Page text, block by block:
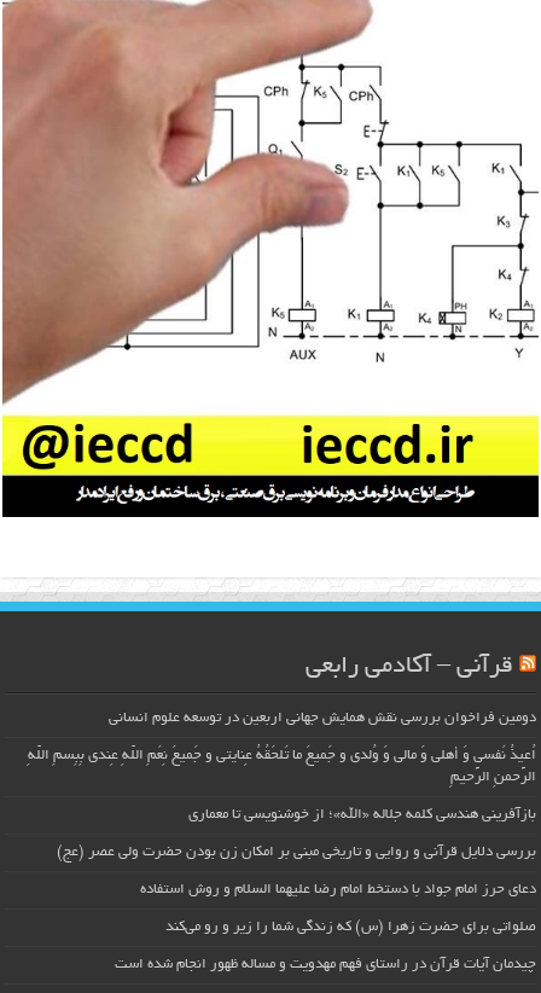
قرآنی – آکادمی رابعی
دومین فراخوان بررسی نقش همایش جهانی اربعین در توسعه علوم انسانی
اُعیذُ نَفسی وَ أهلی وَ مالی وَ وُلدی و جَمیعَ ما تَلحَقُهُ عِنایتی و جَمیعَ نِعَمِ اللّهِ عِندی بِبِسمِ اللّهِ
الرَّحمنِ الرَّحیمِ
بازآفرینی هندسی کلمه جلاله «الله»؛ از خوشنویسی تا معماری
بررسی دلایل قرآنی و روایی و تاریخی مبنی بر امکان زن بودن حضرت ولی عصر (عج)
دعای حرز امام جواد با دستخط امام رضا علیهما السلام و روش استفاده
صلواتی برای حضرت زهرا (س) که زندگی شما را زیر و رو می‌کند
چیدمان آیات قرآن در راستای فهم مهدویت و مساله ظهور انجام شده است